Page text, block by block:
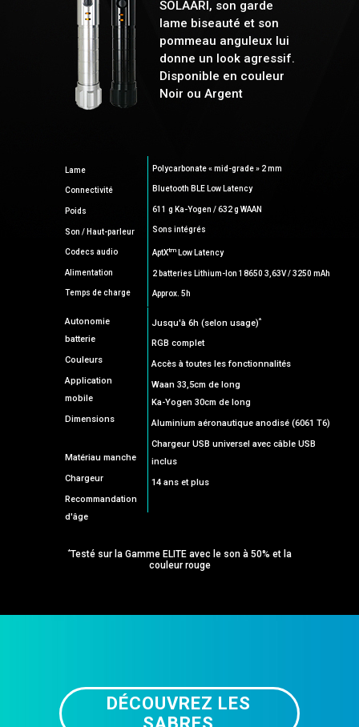
SOLAARI, son garde
lame biseauté et son
pommeau anguleux lui
donne un look agressif.
Disponible en couleur
Noir ou Argent
Lame
Connectivité
Poids
Son / Haut-parleur
Codecs audio
Alimentation
Temps de charge
Polycarbonate « mid-grade » 2 mm
Bluetooth BLE Low Latency
611 g Ka-Yogen / 632 g WAAN
Sons intégrés
AptXtmLow Latency
2 batteries Lithium-Ion 18650 3,63V / 3250 mAh
Approx. 5h
Autonomie
batterie
Couleurs
Application
mobile
Dimensions
Matériau manche
Chargeur
Recommandation
d'âge
Jusqu'à 6h (selon usage)*
RGB complet
Accès à toutes les fonctionnalités
Waan 33,5cm de long
Ka-Yogen 30cm de long
Aluminium aéronautique anodisé (6061 T6)
Chargeur USB universel avec câble USB
inclus
14 ans et plus
*Testé sur la Gamme ELITE avec le son à 50% et la
couleur rouge
DÉCOUVREZ LES